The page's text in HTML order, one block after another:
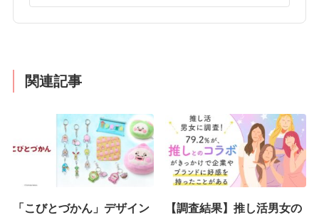
関連記事
「こびとづかん」デザイン
【調査結果】推し活男女の